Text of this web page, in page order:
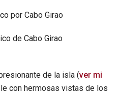
de la isla (ver mi
con hermosas vistas de los